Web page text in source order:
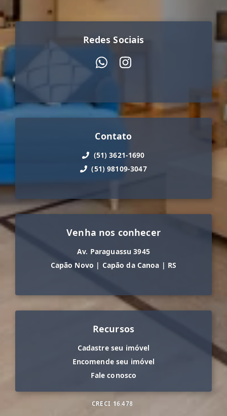
Redes Sociais
Contato
(51) 3621-1690
(51) 98109-3047
Venha nos conhecer
Av. Paraguassu 3945
Capão Novo | Capão da Canoa | RS
Recursos
Cadastre seu imóvel
Encomende seu imóvel
Fale conosco
CRECI 16.478